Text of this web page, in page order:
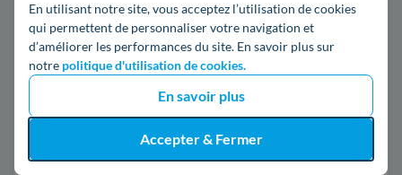
En utilisant notre site, vous acceptez l’utilisation de cookies
qui permettent de personnaliser votre navigation et
d’améliorer les performances du site. En savoir plus sur
notre politique d'utilisation de cookies.
En savoir plus
Accepter & Fermer
Électricité Gaz naturel
Code postal